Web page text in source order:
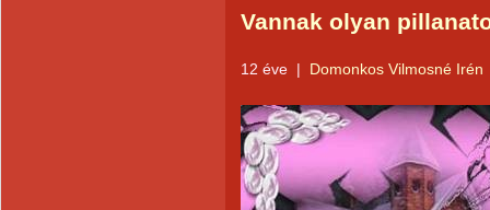
Vannak olyan
12 éve | Domonkos Vilmosné Irén